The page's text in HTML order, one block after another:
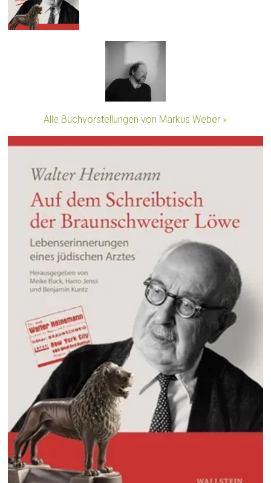
Alle Buchvorstellungen von Markus Weber »